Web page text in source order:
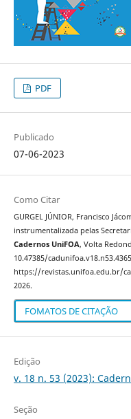
PDF
Publicado
07-06-2023
Como Citar
GURGEL JÚNIOR, Francisco
instrumentalizada pelas
Cadernos UniFOA, Volta
10.47385/
https://revistas.unifoa.edu.br/
2026.
FOMATOS DE CITAÇÃO
Edição
v. 18 n. 53 (2023):
Seção